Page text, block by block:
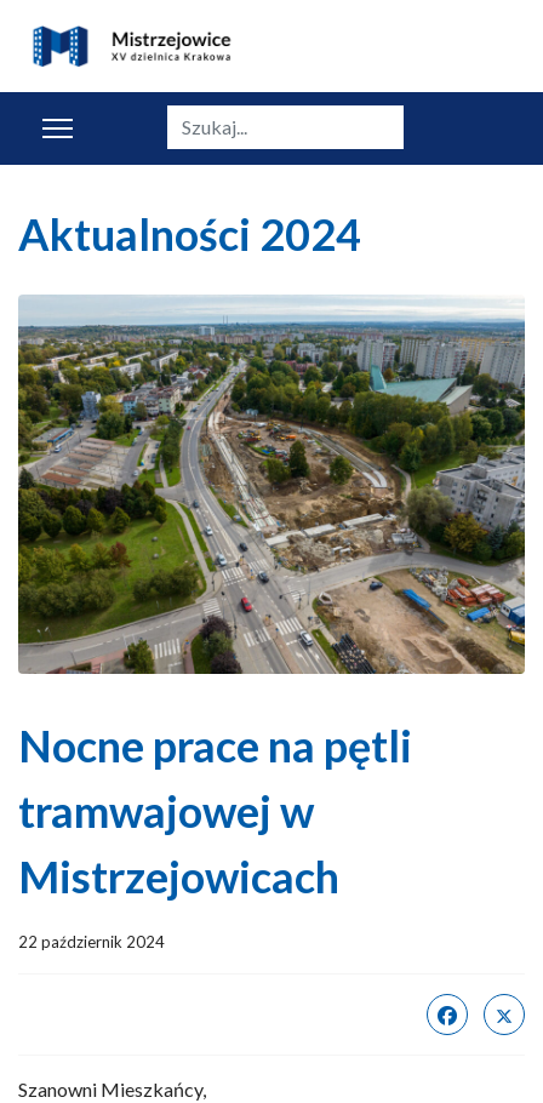
Szukaj
Aktualności 2024
Nocne prace na pętli
tramwajowej w
Mistrzejowicach
22 październik 2024
Szanowni Mieszkańcy,